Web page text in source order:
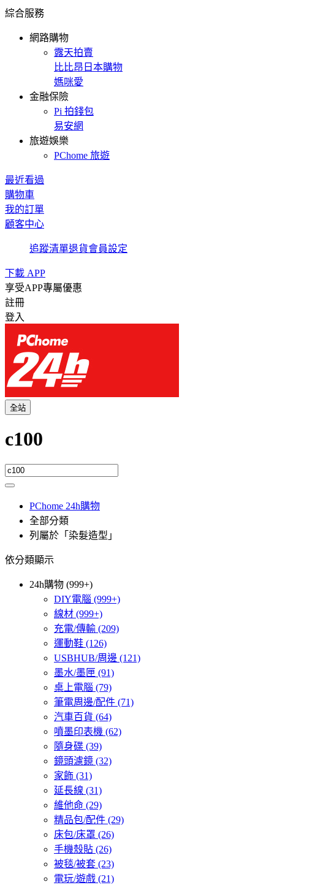
綜合服務
網路購物
露天拍賣
比比昂日本購物
媽咪愛
金融保險
Pi 拍錢包
易安網
旅遊娛樂
PChome 旅遊
最近看過
購物車
我的訂單
顧客中心
追蹤清單退貨會員設定
下載 APP
享受APP專屬優惠
註冊
登入
全站
c100
PChome 24h購物
全部分類
列屬於「染髮造型」
依分類顯示
24h購物 (999+)
DIY電腦 (999+)
線材 (999+)
充電/傳輸 (209)
運動鞋 (126)
USBHUB/周邊 (121)
墨水/墨匣 (91)
桌上電腦 (79)
筆電周邊/配件 (71)
汽車百貨 (64)
噴墨印表機 (62)
隨身碟 (39)
鏡頭濾鏡 (32)
家飾 (31)
延長線 (31)
維他命 (29)
精品包/配件 (29)
床包/床罩 (26)
手機殼貼 (26)
被毯/被套 (23)
電玩/遊戲 (21)